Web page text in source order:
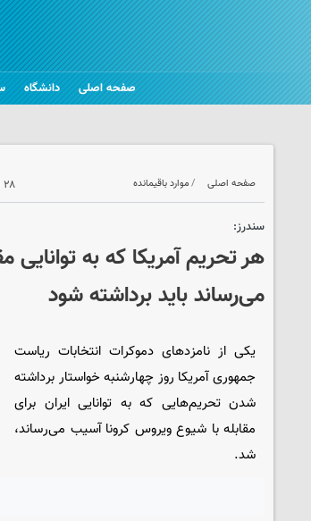
صفحه اصلی دانشگاه
صفحه اصلی موارد باقیمانده ۲۸ اسفند ۱۳۹۸ - ۲۳:۱۲
سندرز:
هر تحریم آمریکا که به توانایی
می‌رساند باید برداشته شود
یکی از نامزدهای دموکرات انتخابات ریاست
جمهوری آمریکا روز چهارشنبه خواستار برداشته
شدن تحریم‌هایی که به توانایی ایران برای
مقابله با شیوع ویروس کرونا آسیب می‌رساند،‌
شد.